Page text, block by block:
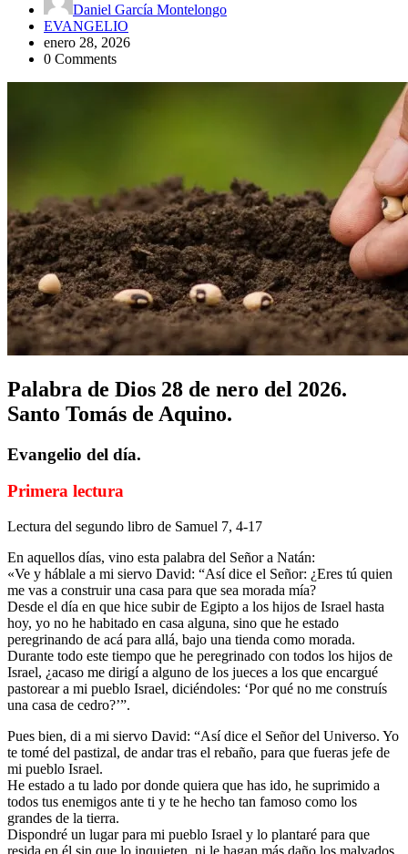
Daniel García Montelongo
EVANGELIO
enero 28, 2026
0 Comments
Palabra de Dios 28 de nero del 2026.
Santo Tomás de Aquino.
Evangelio del día.
Primera lectura
Lectura del segundo libro de Samuel 7, 4-17
En aquellos días, vino esta palabra del Señor a Natán:
«Ve y háblale a mi siervo David: “Así dice el Señor: ¿Eres tú quien
me vas a construir una casa para que sea morada mía?
Desde el día en que hice subir de Egipto a los hijos de Israel hasta
hoy, yo no he habitado en casa alguna, sino que he estado
peregrinando de acá para allá, bajo una tienda como morada.
Durante todo este tiempo que he peregrinado con todos los hijos de
Israel, ¿acaso me dirigí a alguno de los jueces a los que encargué
pastorear a mi pueblo Israel, diciéndoles: ‘Por qué no me construís
una casa de cedro?’”.
Pues bien, di a mi siervo David: “Así dice el Señor del Universo. Yo
te tomé del pastizal, de andar tras el rebaño, para que fueras jefe de
mi pueblo Israel.
He estado a tu lado por donde quiera que has ido, he suprimido a
todos tus enemigos ante ti y te he hecho tan famoso como los
grandes de la tierra.
Dispondré un lugar para mi pueblo Israel y lo plantaré para que
resida en él sin que lo inquieten, ni le hagan más daño los malvados,